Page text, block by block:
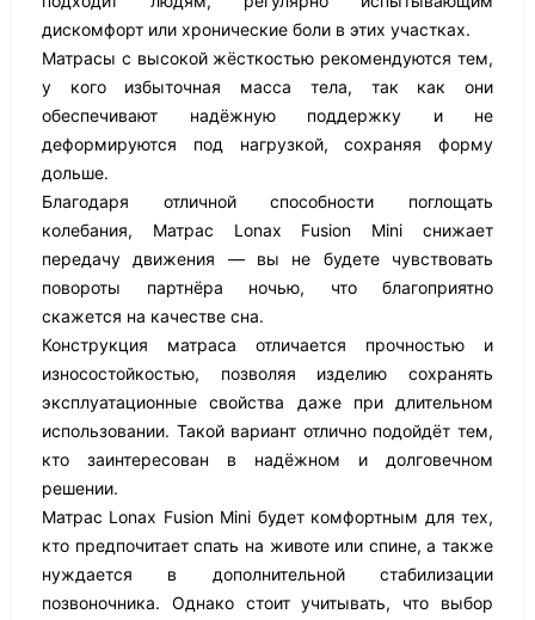
дискомфорт или хронические боли в этих участках.
Матрасы с высокой жёсткостью рекомендуются тем,
у кого избыточная масса тела, так как они
обеспечивают надёжную поддержку и не
деформируются под нагрузкой, сохраняя форму
дольше.
Благодаря отличной способности поглощать
колебания, Матрас Lonax Fusion Mini снижает
передачу движения — вы не будете чувствовать
повороты партнёра ночью, что благоприятно
скажется на качестве сна.
Конструкция матраса отличается прочностью и
износостойкостью, позволяя изделию сохранять
эксплуатационные свойства даже при длительном
использовании. Такой вариант отлично подойдёт тем,
кто заинтересован в надёжном и долговечном
решении.
Матрас Lonax Fusion Mini будет комфортным для тех,
кто предпочитает спать на животе или спине, а также
нуждается в дополнительной стабилизации
позвоночника. Однако стоит учитывать, что выбор